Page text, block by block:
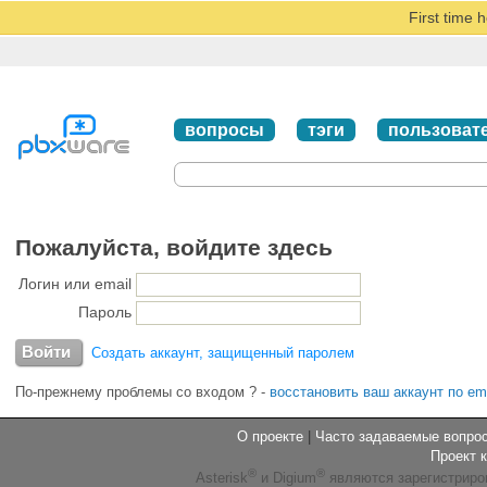
First time
вопросы тэги
Пожалуйста, войдите здесь
Логин или email
Пароль
Создать аккаунт, защищенный паролем
По-прежнему проблемы со входом ? - восстановить ваш аккаунт по
О проекте | Часто задаваемые
Проект
Asterisk ® и Digium ® являются